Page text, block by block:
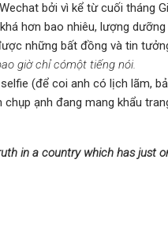
bởi vì kể từ cuối tháng
hơn bao nhiêu, lượng
những bất đồng và tin
giờ chỉ cómột tiếng nói.
(để coi anh có lịch lãm,
ạnh đang mang khẩu
in a country which has just